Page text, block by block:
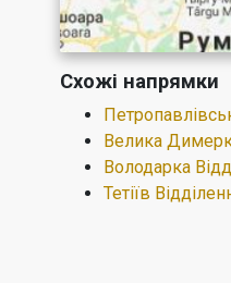
Схожі напрямки
Велика
Володарка
Тетіїв